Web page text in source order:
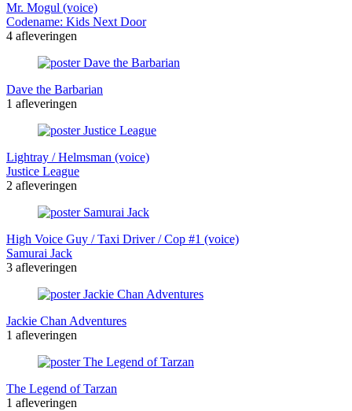
Mr. Mogul (voice)
Codename: Kids Next Door
4 afleveringen
Dave the Barbarian
1 afleveringen
Lightray / Helmsman (voice)
Justice League
2 afleveringen
High Voice Guy / Taxi Driver / Cop #1 (voice)
Samurai Jack
3 afleveringen
Jackie Chan Adventures
1 afleveringen
The Legend of Tarzan
1 afleveringen